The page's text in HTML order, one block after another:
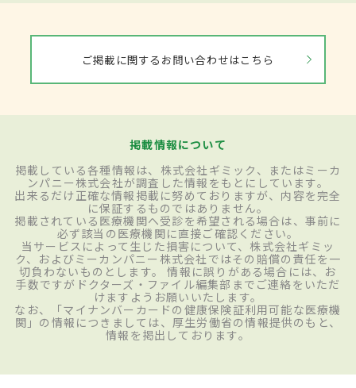
ご掲載に関するお問い合わせはこちら
掲載情報について
掲載している各種情報は、株式会社ギミック、またはミーカ
ンパニー株式会社が調査した情報をもとにしています。
出来るだけ正確な情報掲載に努めておりますが、内容を完全
に保証するものではありません。
掲載されている医療機関へ受診を希望される場合は、事前に
必ず該当の医療機関に直接ご確認ください。
当サービスによって生じた損害について、株式会社ギミッ
ク、およびミーカンパニー株式会社ではその賠償の責任を一
切負わないものとします。 情報に誤りがある場合には、お
手数ですがドクターズ・ファイル編集部までご連絡をいただ
けますようお願いいたします。
なお、「マイナンバーカードの健康保険証利用可能な医療機
関」の情報につきましては、厚生労働省の情報提供のもと、
情報を掲出しております。